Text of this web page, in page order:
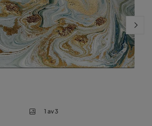
1 av 3